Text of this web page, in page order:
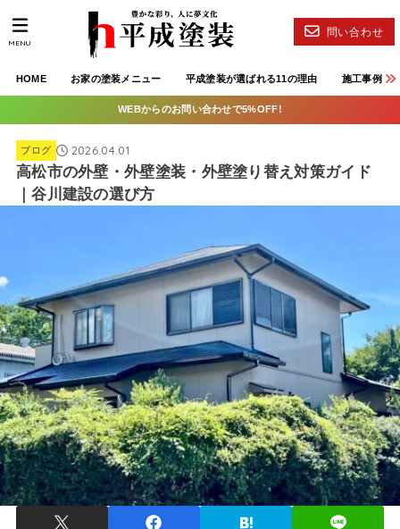
HOME お家の塗装メニュー 平成塗装が選ばれる11の理由 施工事例
問い合わせ
MENU
WEBからのお問い合わせで5%OFF!
ブログ 2026.04.01
高松市の外壁・外壁塗装・外壁塗り替え対策ガイド
｜谷川建設の選び方